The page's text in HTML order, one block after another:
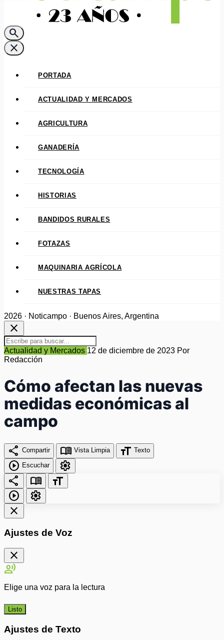
search
close
PORTADA
ACTUALIDAD Y MERCADOS
AGRICULTURA
GANADERÍA
TECNOLOGÍA
HISTORIAS
BANDIDOS RURALES
FOTAZAS
MAQUINARIA AGRÍCOLA
NUESTRAS TAPAS
2026 · Noticampo · Buenos Aires, Argentina
close
Actualidad y Mercados 12 de diciembre de 2023 Por
Redacción
Cómo afectan las nuevas
medidas económicas al
campo
share Compartir menu_book Vista Limpia format_size Texto
play_circle Escuchar
settings
share
menu_book
format_size
play_circle
settings
close
Ajustes de Voz
close
record_voice_over
Elige una voz para la lectura
Listo
Ajustes de Texto